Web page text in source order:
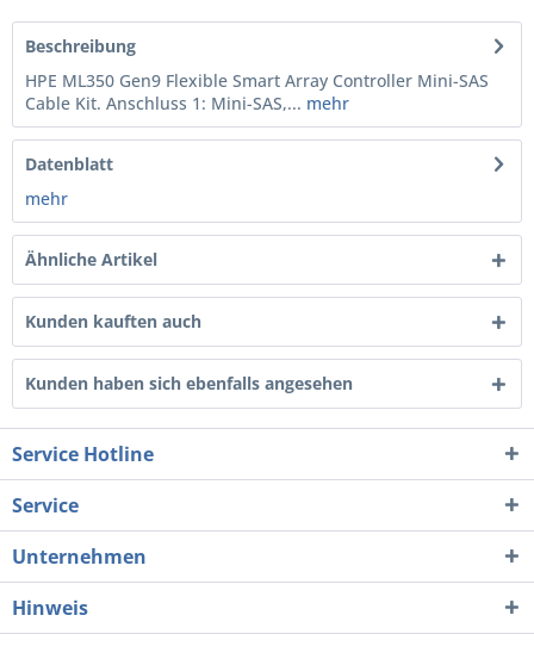
Beschreibung
HPE ML350 Gen9 Flexible Smart Array Controller Mini-SAS
Cable Kit. Anschluss 1: Mini-SAS,... mehr
Datenblatt
mehr
Ähnliche Artikel
Kunden kauften auch
Kunden haben sich ebenfalls angesehen
Service Hotline
Service
Unternehmen
Hinweis